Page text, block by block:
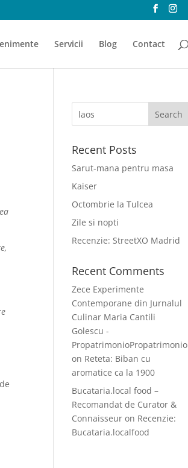
Servicii Blog Contact
Recent Posts
Sarut-mana pentru masa
Kaiser
Octombrie la Tulcea
Zile si nopti
Recenzie: StreetXO Madrid
Recent Comments
Zece Experimente
Contemporane din Jurnalul
Culinar Maria Cantili
Golescu -
PropatrimonioPropatrimonio
on Reteta: Biban cu
aromatice ca la 1900
Bucataria.local food –
Recomandat de Curator &
Connaisseur on Recenzie:
Bucataria.localfood